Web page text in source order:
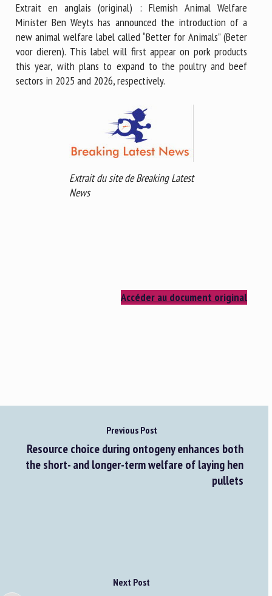
Extrait en anglais (original) : Flemish Animal Welfare
Minister Ben Weyts has announced the introduction of a
new animal welfare label called “Better for Animals” (Beter
voor dieren). This label will first appear on pork products
this year, with plans to expand to the poultry and beef
sectors in 2025 and 2026, respectively.
Extrait du site de Breaking Latest
News
Accéder au document original
Previous Post
Resource choice during ontogeny enhances both
the short- and longer-term welfare of laying hen
pullets
Next Post
Les champs suivis de * sont obligatoires